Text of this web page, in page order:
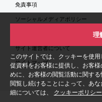
このサイトでは、クッキーを使
促資料をお客様に提供し、お客
めに、お客様の閲覧活動に関す
閲覧し続けることによって、あ
細については、 クッキーポリシー
理
免責事項
ソーシャルメディアポリシー
サイト運営者について
サイトマップ